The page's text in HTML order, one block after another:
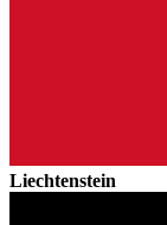
Liechtenstein